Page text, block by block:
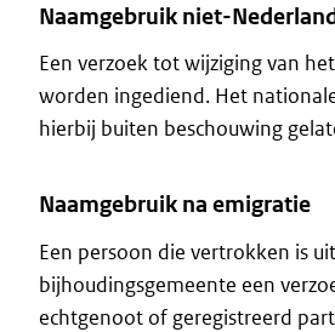
Naamgebruik niet-
Een verzoek tot wijziging van
worden ingediend. Het
hierbij buiten beschouwing
Naamgebruik na emigratie
Een persoon die vertrokken is
bijhoudingsgemeente een
echtgenoot of geregistreerd